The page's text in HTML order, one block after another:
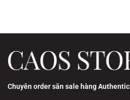
Chuyên order săn sale hàng Authentic